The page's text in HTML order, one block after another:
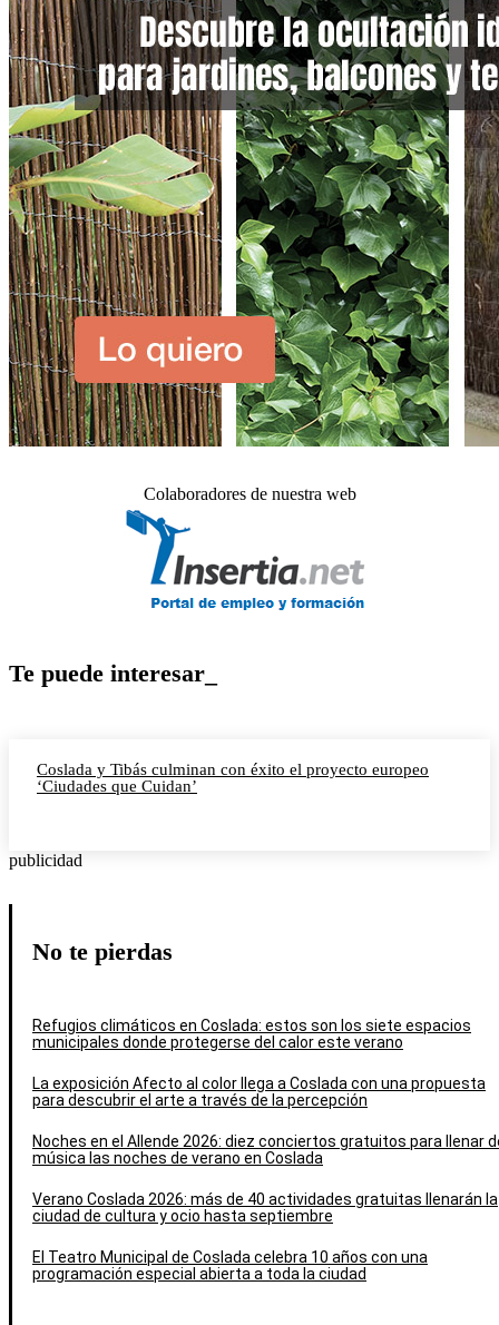
Colaboradores de nuestra web
Te puede interesar_
Coslada y Tibás culminan con éxito el proyecto europeo
‘Ciudades que Cuidan’
publicidad
No te pierdas
Refugios climáticos en Coslada: estos son los siete espacios
municipales donde protegerse del calor este verano
La exposición Afecto al color llega a Coslada con una propuesta
para descubrir el arte a través de la percepción
Noches en el Allende 2026: diez conciertos gratuitos para llenar
música las noches de verano en Coslada
Verano Coslada 2026: más de 40 actividades gratuitas llenarán la
ciudad de cultura y ocio hasta septiembre
El Teatro Municipal de Coslada celebra 10 años con una
programación especial abierta a toda la ciudad